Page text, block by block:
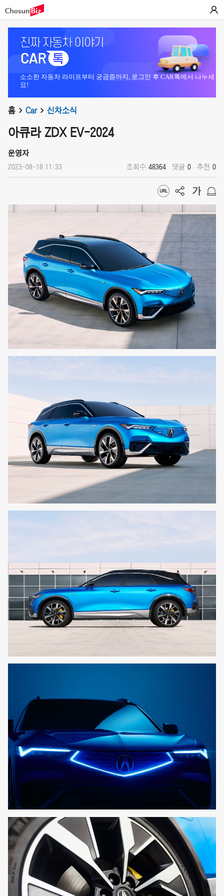
소소한 자동차 라이프부터 궁금증까지, 로그인 후 CAR톡에서 나누세
요!
홈 Car 신차소식
아큐라 ZDX EV-2024
운영자
2023-08-18 11:33 조회수 48364 댓글 0 추천 0